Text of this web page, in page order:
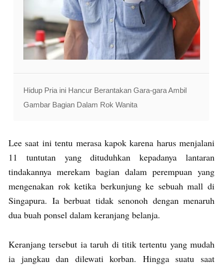
Hidup Pria ini Hancur Berantakan Gara-gara Ambil
Gambar Bagian Dalam Rok Wanita
Lee saat ini tentu merasa kapok karena harus menjalani
11 tuntutan yang dituduhkan kepadanya lantaran
tindakannya merekam bagian dalam perempuan yang
mengenakan rok ketika berkunjung ke sebuah mall di
Singapura. Ia berbuat tidak senonoh dengan menaruh
dua buah ponsel dalam keranjang belanja.
Keranjang tersebut ia taruh di titik tertentu yang mudah
ia jangkau dan dilewati korban. Hingga suatu saat